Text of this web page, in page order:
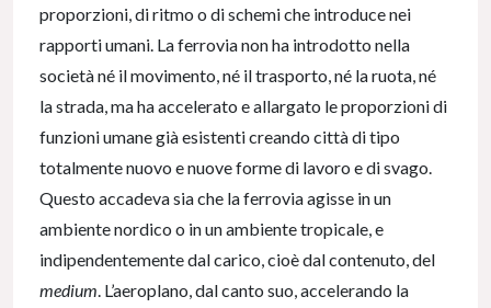
proporzioni, di ritmo o di schemi che introduce nei
rapporti umani. La ferrovia non ha introdotto nella
società né il movimento, né il trasporto, né la ruota, né
la strada, ma ha accelerato e allargato le proporzioni di
funzioni umane già esistenti creando città di tipo
totalmente nuovo e nuove forme di lavoro e di svago.
Questo accadeva sia che la ferrovia agisse in un
ambiente nordico o in un ambiente tropicale, e
indipendentemente dal carico, cioè dal contenuto, del
medium . L’aeroplano, dal canto suo, accelerando la